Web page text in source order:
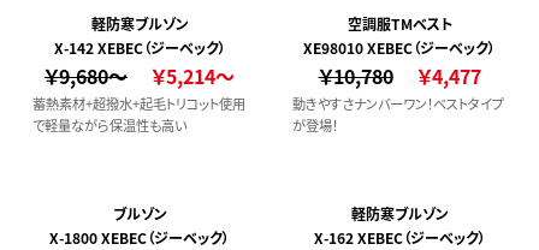
軽防寒ブルゾン
X-142 XEBEC（ジーベック）
￥9,680～ ￥5,214～
蓄熱素材+超撥水+起毛トリコット使用
で軽量ながら保温性も高い
空調服TMベスト
XE98010 XEBEC（ジーベック）
￥10,780 ￥4,477
動きやすさナンバーワン！ベストタイプ
が登場！
ブルゾン
X-1800 XEBEC（ジーベック）
軽防寒ブルゾン
X-162 XEBEC（ジーベック）